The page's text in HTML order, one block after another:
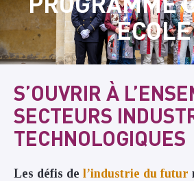
ÉCOLE
S’OUVRIR À
SECTEURS
TECHNOLOGIQUES
Les défis de l’industrie du futur